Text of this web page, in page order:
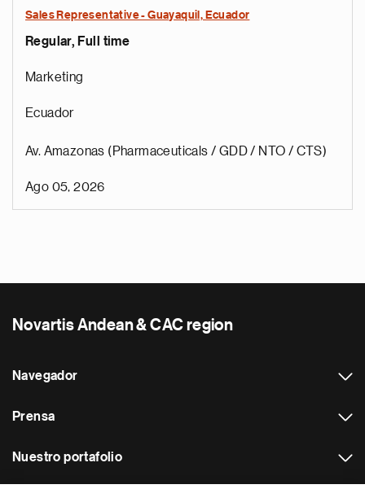
Sales Representative - Guayaquil, Ecuador
Regular, Full time
Marketing
Ecuador
Av. Amazonas (Pharmaceuticals / GDD / NTO / CTS)
Ago 05, 2026
Novartis Andean & CAC region
Navegador
Prensa
Nuestro portafolio